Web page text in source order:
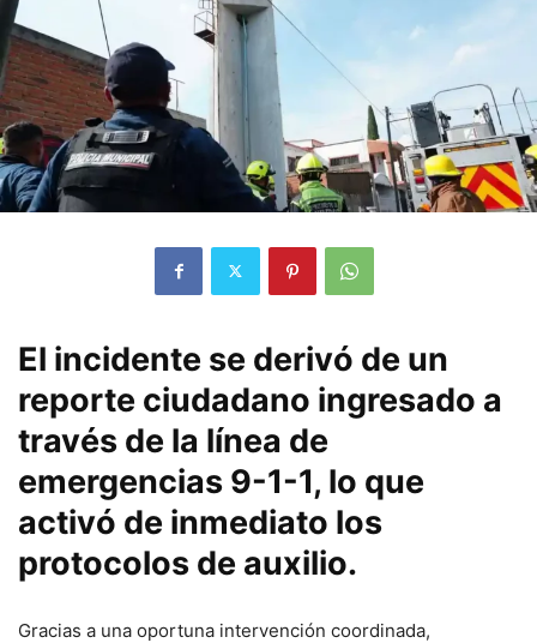
El incidente se derivó de un
reporte ciudadano ingresado a
través de la línea de
emergencias 9-1-1, lo que
activó de inmediato los
protocolos de auxilio.
Gracias a una oportuna intervención coordinada,